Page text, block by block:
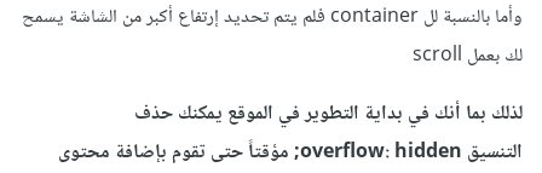
وأما بالنسبة لل container فلم يتم تحديد إرتفاع أكبر من الشاشة يسمح
لك بعمل scroll
لذلك بما أنك في بداية التطوير في الموقع يمكنك حذف
التنسيق overflow: hidden; مؤقتاً حتى تقوم بإضافة محتوى